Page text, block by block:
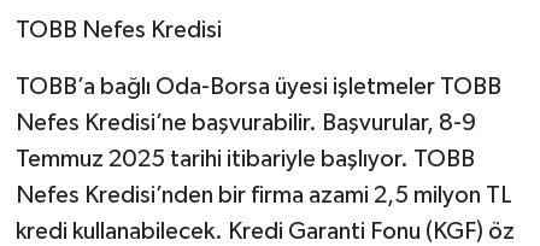
TOBB Nefes Kredisi
TOBB’a bağlı Oda-Borsa üyesi işletmeler TOBB
Nefes Kredisi’ne başvurabilir. Başvurular, 8-9
Temmuz 2025 tarihi itibariyle başlıyor. TOBB
Nefes Kredisi’nden bir firma azami 2,5 milyon TL
kredi kullanabilecek. Kredi Garanti Fonu (KGF) öz